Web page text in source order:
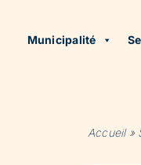
Municipalité
Accueil»